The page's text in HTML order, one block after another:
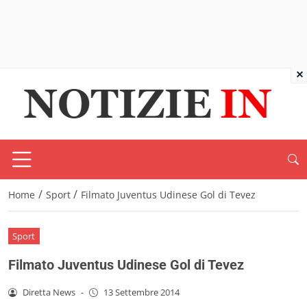
Home / Sport / Filmato Juventus Udinese Gol di Tevez
Sport
Filmato Juventus Udinese Gol di Tevez
Diretta News - 13 Settembre 2014
×